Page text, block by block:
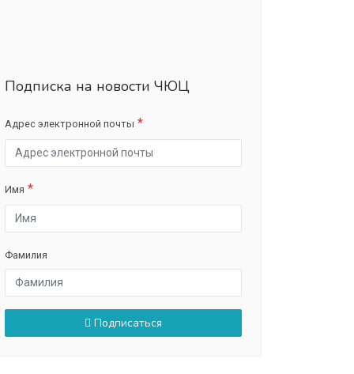
Подписка на новости ЧЮЦ
Адрес электронной почты
Имя
Фамилия
Подписаться